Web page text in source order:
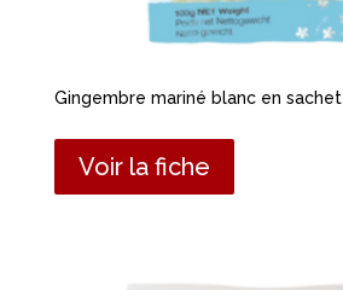
Gingembre mariné blanc en sachet
Voir la fiche